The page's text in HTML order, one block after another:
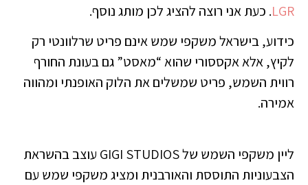
LGR. כעת אני רוצה להציג לכן מותג נוסף.
כידוע, בישראל משקפי שמש אינם פריט שרלוונטי רק
לקיץ, אלא אקססורי שהוא “מאסט” גם בעונת החורף
רווית השמש, פריט שמשלים את הלוק האופנתי ומהווה
אמירה.
ליין משקפי השמש של GIGI STUDIOS עוצב בהשראת
הצבעוניות התוססת והאורבנית ומציג משקפי שמש עם